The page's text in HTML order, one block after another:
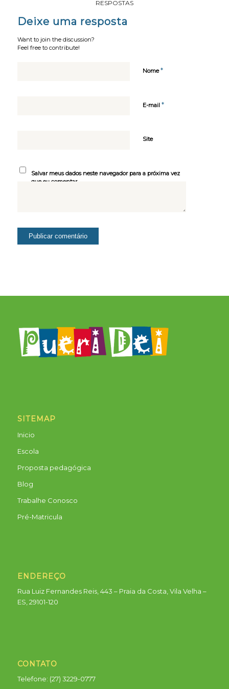
RESPOSTAS
Deixe uma resposta
Want to join the discussion?
Feel free to contribute!
Nome*
E-mail *
Site
Salvar meus dados neste navegador para a próxima vez
que eu comentar.
SITEMAP
Inicio
Escola
Proposta pedagógica
Blog
Trabalhe Conosco
Pré-Matricula
ENDEREÇO
Rua Luiz Fernandes Reis, 443 – Praia da Costa, Vila Velha –
ES, 29101-120
CONTATO
Telefone: (27) 3229-0777